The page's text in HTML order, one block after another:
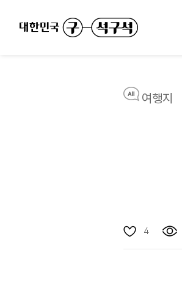
여행지
4